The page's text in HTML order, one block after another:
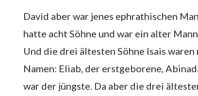
David aber war jenes ephrathischen
hatte acht Söhne und war ein alter
Und die drei ältesten Söhne Isais
Namen: Eliab, der erstgeborene,
war der jüngste. Da aber die drei